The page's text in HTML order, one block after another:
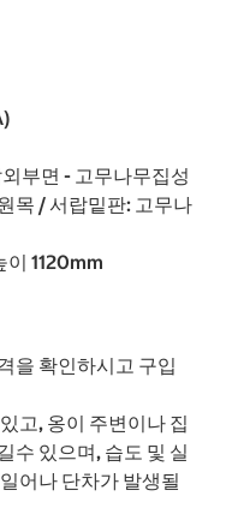
부면 - 고무나무집성
목 / 서랍밑판: 고무나
이 1120mm
을 확인하시고 구입
고, 옹이 주변이나 집
수 있으며, 습도 및 실
어나 단차가 발생될